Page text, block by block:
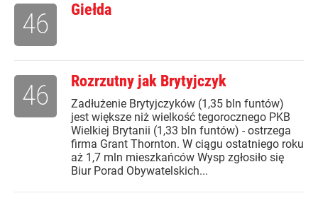
Giełda
46
Rozrzutny jak Brytyjczyk
Zadłużenie Brytyjczyków (1,35 bln funtów)
jest większe niż wielkość tegorocznego PKB
Wielkiej Brytanii (1,33 bln funtów) - ostrzega
firma Grant Thornton. W ciągu ostatniego roku
aż 1,7 mln mieszkańców Wysp zgłosiło się
Biur Porad Obywatelskich...
46